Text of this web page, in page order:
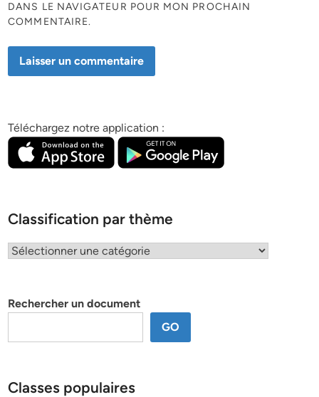
DANS LE NAVIGATEUR POUR MON PROCHAIN
COMMENTAIRE.
Téléchargez notre application :
Classification par thème
Classification
Rechercher un document
GO
Classes populaires